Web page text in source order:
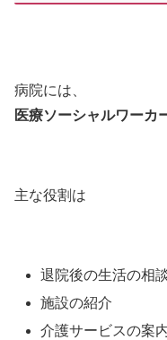
病院には、
医療ソーシャルワーカ
主な役割は
退院後の生活の相
施設の紹介
介護サービスの案